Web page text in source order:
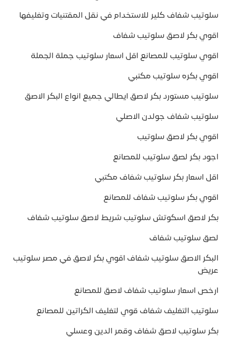
سلوتيب شفاف كلير للاستخدام في نقل المقتنيات وتغليفها
اقوي بكر لاصق سلوتيب شفاف
اقوي سلوتيب للمصانع اقل اسعار سلوتيب جملة الجملة
اقوي بكره سلوتيب مكتبي
سلوتيب مستورد بكر لاصق ايطالي جميع انواع البكر الاصق
سلوتيب شفاف جولدن الاصلي
اقوي بكر لاصق سلوتيب
اجود بكر لصق سلوتيب للمصانع
اقل اسعار بكر سلوتيب شفاف مكتبي
اقوي بكر سلوتيب شفاف للمصانع
بكر لاصق اسكوتش سلوتيب شريط لاصق سلوتيب شفاف
لصق سلوتيب شفاف
البكر الاصق سلوتيب شفاف اقوي بكر لاصق في مصر سلوتيب
عريض
ارخص اسعار سلوتيب شفاف لاصق للمصانع
سلوتيب التغليف شفاف قوي لتغليف الكراتين للمصانع
بكر سلوتيب لاصق شفاف وقمر الدين وعسلي